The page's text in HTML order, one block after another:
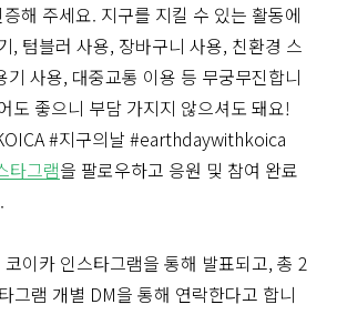
해 주세요. 지구를 지킬 수 있는 활동에
, 텀블러 사용, 장바구니 사용, 친환경 스
기 사용, 대중교통 이용 등 무궁무진합니
도 좋으니 부담 가지지 않으셔도 돼요!
#지구의날 #earthdaywithkoica
타그램을 팔로우하고 응원 및 참여 완료
이카 인스타그램을 통해 발표되고, 총 2
그램 개별 DM을 통해 연락한다고 합니